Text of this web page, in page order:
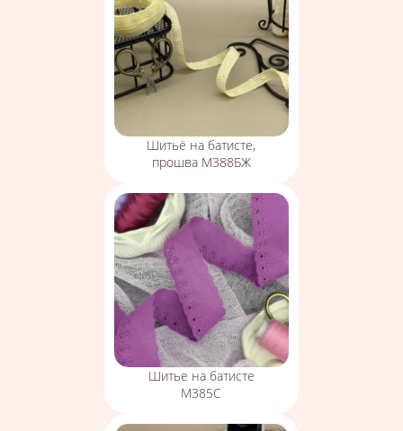
Шитьё на батисте,
прошва М388БЖ
Шитье на батисте
М385С